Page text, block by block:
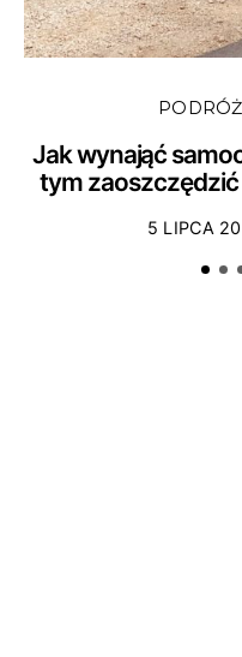
Jak wynająć
tym
5 LIPCA